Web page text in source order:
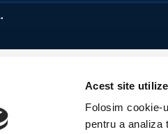
Acest site
Folosim cookie-
pentru a analiza